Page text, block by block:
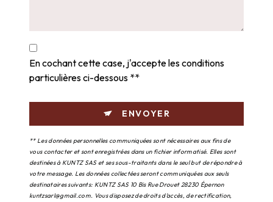
En cochant cette case, j'accepte les conditions
particulières ci-dessous **
ENVOYER
** Les données personnelles communiquées sont nécessaires aux fins de
vous contacter et sont enregistrées dans un fichier informatisé. Elles sont
destinées à KUNTZ SAS et ses sous-traitants dans le seul but de répondre à
votre message. Les données collectées seront communiquées aux seuls
destinataires suivants: KUNTZ SAS 10 Bis Rue Drouet 28230 Épernon
kuntzsarl@gmail.com. Vous disposez de droits d’accès, de rectification,